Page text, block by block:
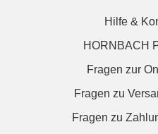
Hilfe &
HORNBACH
Fragen zur
Fragen zu
Fragen zu